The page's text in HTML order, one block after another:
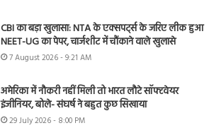
CBI का बड़ा खुलासा: NTA के एक्सपर्ट्स के जरिए लीक हुआ
NEET-UG का पेपर, चार्जशीट में चौंकाने वाले खुलासे
7 August 2026 - 9:21 AM
अमेरिका में नौकरी नहीं मिली तो भारत लौटे सॉफ्टवेयर
इंजीनियर, बोले- संघर्ष ने बहुत कुछ सिखाया
29 July 2026 - 8:00 PM